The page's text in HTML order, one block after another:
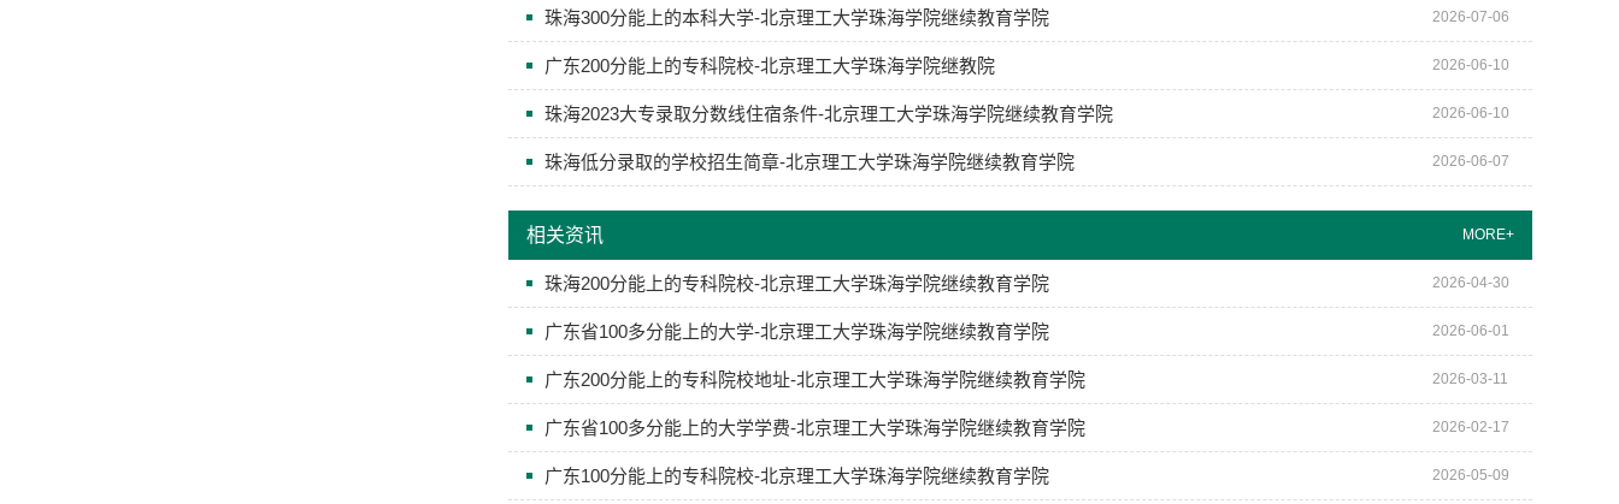
珠海300分能上的本科大学-北京理工大学珠海学院继续教育学院 2026-07-06
广东200分能上的专科院校-北京理工大学珠海学院继教院 2026-06-10
珠海2023大专录取分数线住宿条件-北京理工大学珠海学院继续教育学院 2026-06-10
珠海低分录取的学校招生简章-北京理工大学珠海学院继续教育学院 2026-06-07
相关资讯 MORE+
珠海200分能上的专科院校-北京理工大学珠海学院继续教育学院 2026-04-30
广东省100多分能上的大学-北京理工大学珠海学院继续教育学院 2026-06-01
广东200分能上的专科院校地址-北京理工大学珠海学院继续教育学院 2026-03-11
广东省100多分能上的大学学费-北京理工大学珠海学院继续教育学院 2026-02-17
广东100分能上的专科院校-北京理工大学珠海学院继续教育学院 2026-05-09